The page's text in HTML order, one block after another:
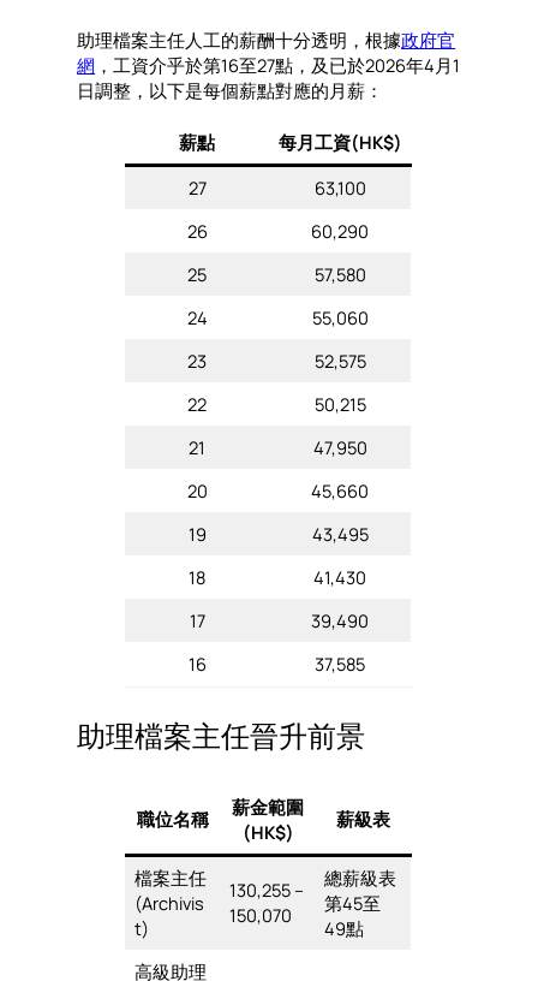
助理檔案主任人工的薪酬十分透明，根據政府官
網 ，工資介乎於第16至27點，及已於2026年4月1
日調整，以下是每個薪點對應的月薪：
薪點
每月工資(HK$)
27
63,100
26
60,290
25
57,580
24
55,060
23
52,575
22
50,215
21
47,950
20
45,660
19
43,495
18
41,430
17
39,490
16
37,585
助理檔案主任晉升前景
職位名稱
薪金範圍
(HK$)
薪級表
檔案主任
(Archivis
t)
130,255 –
150,070
總薪級表
第45至
49點
高級助理